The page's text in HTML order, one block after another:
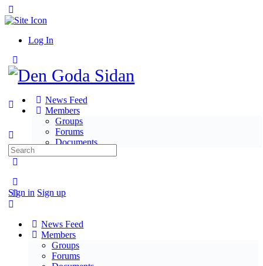
Side
Log In
Side
Panel
News Feed
Members
Groups
Forums
Documents
Sign in Sign up
Search
for:
News Feed
Members
Groups
Forums